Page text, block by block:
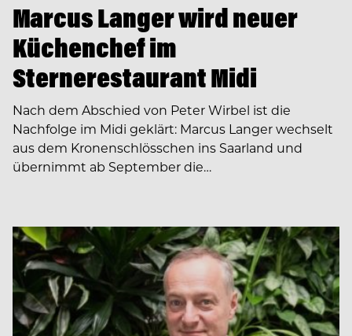
Marcus Langer wird neuer
Küchenchef im
Sternerestaurant Midi
Nach dem Abschied von Peter Wirbel ist die
Nachfolge im Midi geklärt: Marcus Langer wechselt
aus dem Kronenschlösschen ins Saarland und
übernimmt ab September die…